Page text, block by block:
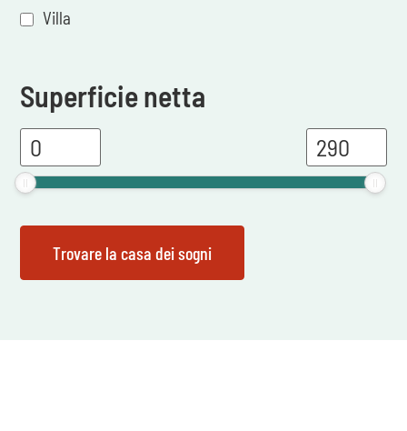
Villa
Superficie netta